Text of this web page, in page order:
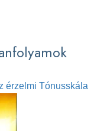
érzelmi Tónusskála